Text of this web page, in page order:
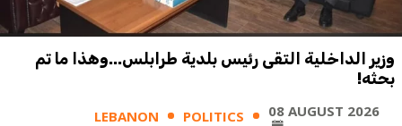
وزير الداخلية التقى رئيس بلدية طرابلس...وهذا ما تم
بحثه!
LEBANON POLITICS 08 AUGUST 2026